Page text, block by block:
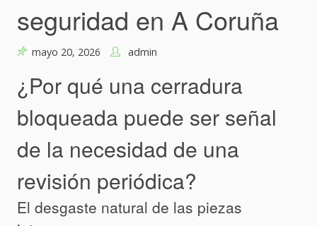
seguridad en A Coruña
mayo 20, 2026 admin
¿Por qué una cerradura
bloqueada puede ser señal
de la necesidad de una
revisión periódica?
El desgaste natural de las piezas